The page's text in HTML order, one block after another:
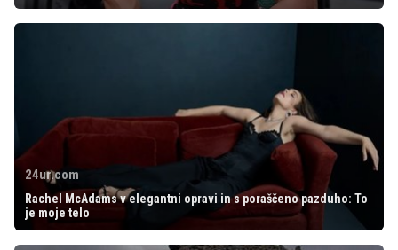
24ur.com
Rachel McAdams v elegantni opravi in s poraščeno pazduho: To
je moje telo